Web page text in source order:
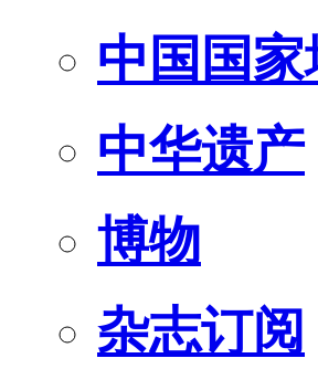
中国国
中华遗产
博物
杂志订阅